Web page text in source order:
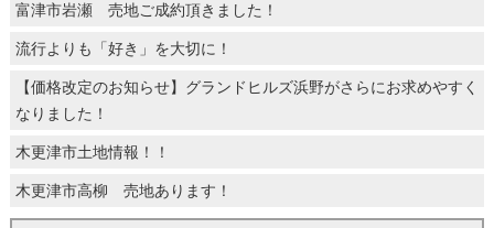
富津市岩瀬 売地ご成約頂きました！
流行よりも「好き」を大切に！
【価格改定のお知らせ】グランドヒルズ浜野がさらにお求めやすく
なりました！
木更津市土地情報！！
木更津市高柳 売地あります！